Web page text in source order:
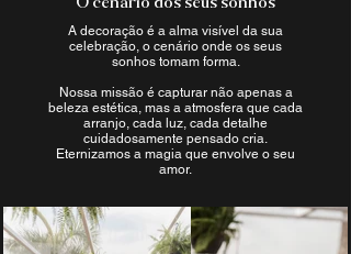
A decoração é a alma visível da sua
celebração, o cenário onde os seus
sonhos tomam forma.
Nossa missão é capturar não apenas a
beleza estética, mas a atmosfera que cada
arranjo, cada luz, cada detalhe
cuidadosamente pensado cria.
Eternizamos a magia que envolve o seu
amor.